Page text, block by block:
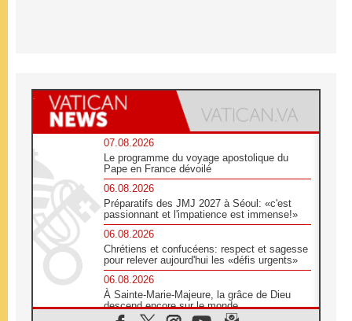
07.08.2026
Le programme du voyage apostolique du
Pape en France dévoilé
06.08.2026
Préparatifs des JMJ 2027 à Séoul: «c'est
passionnant et l'impatience est immense!»
06.08.2026
Chrétiens et confucéens: respect et sagesse
pour relever aujourd'hui les «défis urgents»
06.08.2026
À Sainte-Marie-Majeure, la grâce de Dieu
descend encore sur le monde